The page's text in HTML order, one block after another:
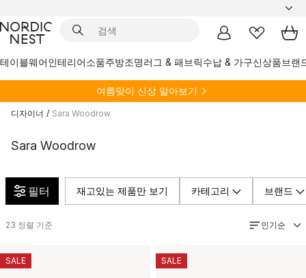
테이블웨어인테리어소품주방조명러그 & 패브릭수납 & 가구신상품브랜
여름맞이 신상 알아보기
디자이너 / Sara Woodrow
Sara Woodrow
필터 재고있는 제품만 보기 카테고리 브랜드
23 정렬 기준 인기순
SALE SALE